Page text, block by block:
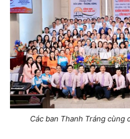
Các ban Thanh Tráng cùng